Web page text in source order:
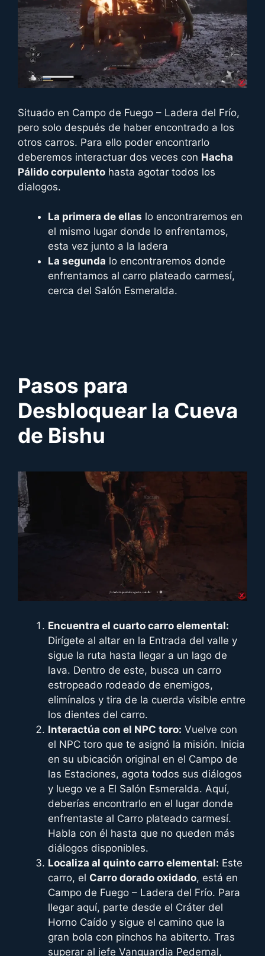
Situado en Campo de Fuego – Ladera del Frío,
pero solo después de haber encontrado a los
otros carros. Para ello poder encontrarlo
deberemos interactuar dos veces con Hacha
Pálido corpulento hasta agotar todos los
dialogos.
La primera de ellas lo encontraremos en
el mismo lugar donde lo enfrentamos,
esta vez junto a la ladera
La segunda lo encontraremos donde
enfrentamos al carro plateado carmesí,
cerca del Salón Esmeralda.
Pasos para
Desbloquear la Cueva
de Bishu
Encuentra el cuarto carro elemental:
Dirígete al altar en la Entrada del valle y
sigue la ruta hasta llegar a un lago de
lava. Dentro de este, busca un carro
estropeado rodeado de enemigos,
elimínalos y tira de la cuerda visible entre
los dientes del carro.
Interactúa con el NPC toro: Vuelve con
el NPC toro que te asignó la misión. Inicia
en su ubicación original en el Campo de
las Estaciones, agota todos sus diálogos
y luego ve a El Salón Esmeralda. Aquí,
deberías encontrarlo en el lugar donde
enfrentaste al Carro plateado carmesí.
Habla con él hasta que no queden más
diálogos disponibles.
Localiza al quinto carro elemental: Este
carro, el Carro dorado oxidado, está en
Campo de Fuego – Ladera del Frío. Para
llegar aquí, parte desde el Cráter del
Horno Caído y sigue el camino que la
gran bola con pinchos ha abiterto. Tras
superar al jefe Vanguardia Pedernal,